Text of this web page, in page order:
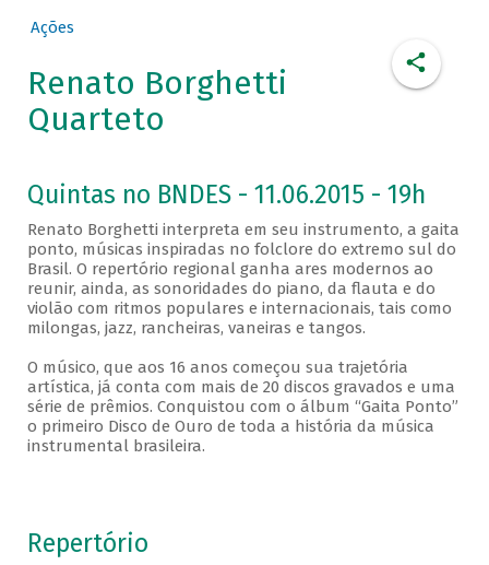
Ações
Renato Borghetti
Quarteto
Quintas no BNDES - 11.06.2015 - 19h
Renato Borghetti interpreta em seu instrumento, a gaita
ponto, músicas inspiradas no folclore do extremo sul do
Brasil. O repertório regional ganha ares modernos ao
reunir, ainda, as sonoridades do piano, da flauta e do
violão com ritmos populares e internacionais, tais como
milongas, jazz, rancheiras, vaneiras e tangos.
O músico, que aos 16 anos começou sua trajetória
artística, já conta com mais de 20 discos gravados e uma
série de prêmios. Conquistou com o álbum “Gaita Ponto”
o primeiro Disco de Ouro de toda a história da música
instrumental brasileira.
Repertório